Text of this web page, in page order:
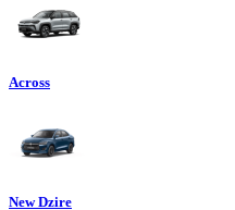
Across
New Dzire